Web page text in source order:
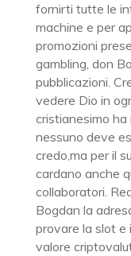
fornirti tutte le
machine e per
promozioni
gambling, don
pubblicazioni.
vedere Dio in
cristianesimo ha
nessuno deve
credo,ma per il
cardano anche
collaboratori.
Bogdan la
provare la slot e
valore